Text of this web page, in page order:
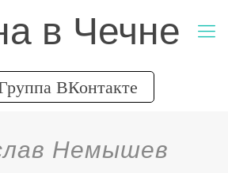
в Чечне
ВКонтакте
Немышев